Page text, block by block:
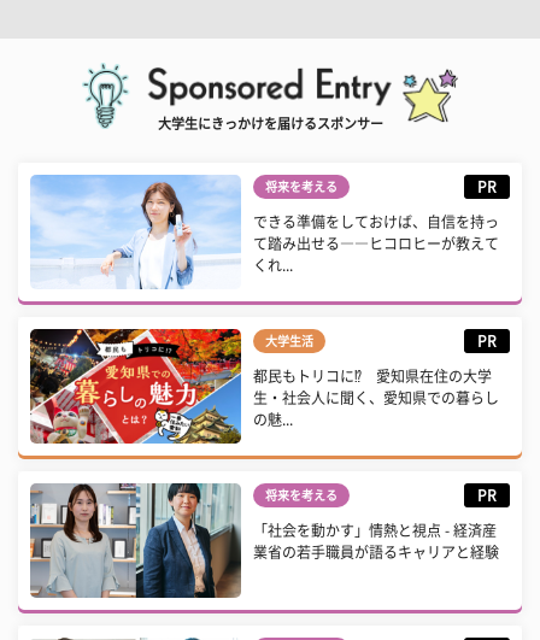
大学生にきっかけを届けるスポンサー
将来を考える PR
できる準備をしておけば、自信を持っ
て踏み出せる――ヒコロヒーが教えて
くれ...
大学生活 PR
都民もトリコに⁉ 愛知県在住の大学
生・社会人に聞く、愛知県での暮らし
の魅...
将来を考える PR
「社会を動かす」情熱と視点 - 経済産
業省の若手職員が語るキャリアと経験